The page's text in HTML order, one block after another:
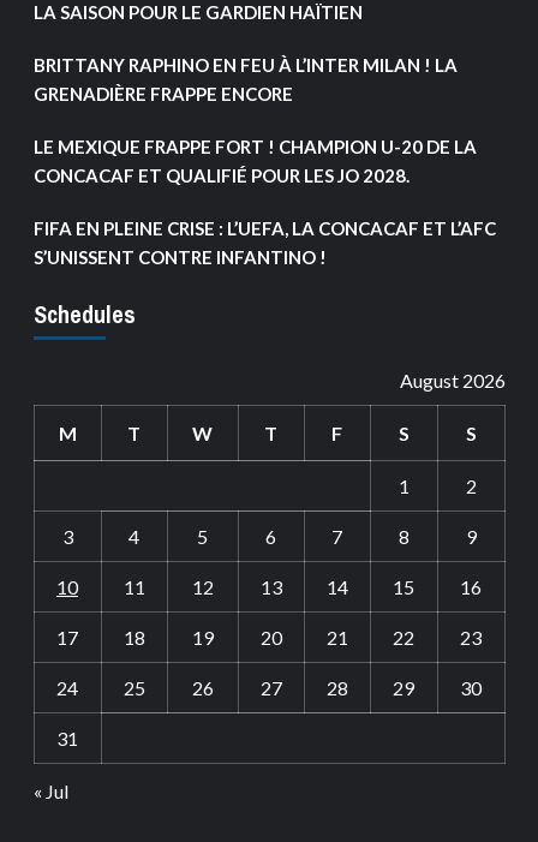
LA SAISON POUR LE GARDIEN HAÏTIEN
BRITTANY RAPHINO EN FEU À L’INTER MILAN ! LA
GRENADIÈRE FRAPPE ENCORE
LE MEXIQUE FRAPPE FORT ! CHAMPION U-20 DE LA
CONCACAF ET QUALIFIÉ POUR LES JO 2028.
FIFA EN PLEINE CRISE : L’UEFA, LA CONCACAF ET L’AFC
S’UNISSENT CONTRE INFANTINO !
Schedules
August 2026
M T W T F S S
1 2
3 4 5 6 7 8 9
10 11 12 13 14 15 16
17 18 19 20 21 22 23
24 25 26 27 28 29 30
31
« Jul